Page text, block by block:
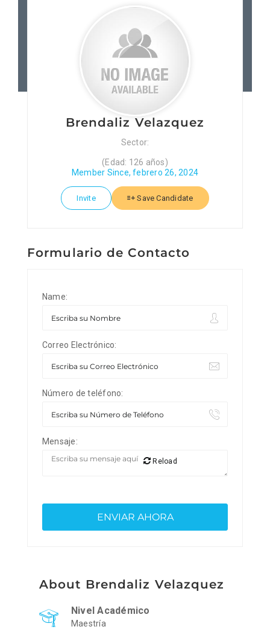
Junta Local Desarrollo
Adiestramientos
Eventos
Sobre Nosotros
Contacto
Brendaliz Velazquez
Sector:
(Edad: 126 años)
Member Since, febrero 26, 2024
Invite Save Candidate
Formulario de Contacto
Name:
Correo Electrónico:
Número de teléfono:
Mensaje:
Reload
About Brendaliz Velazquez
Nivel Académico
Maestría